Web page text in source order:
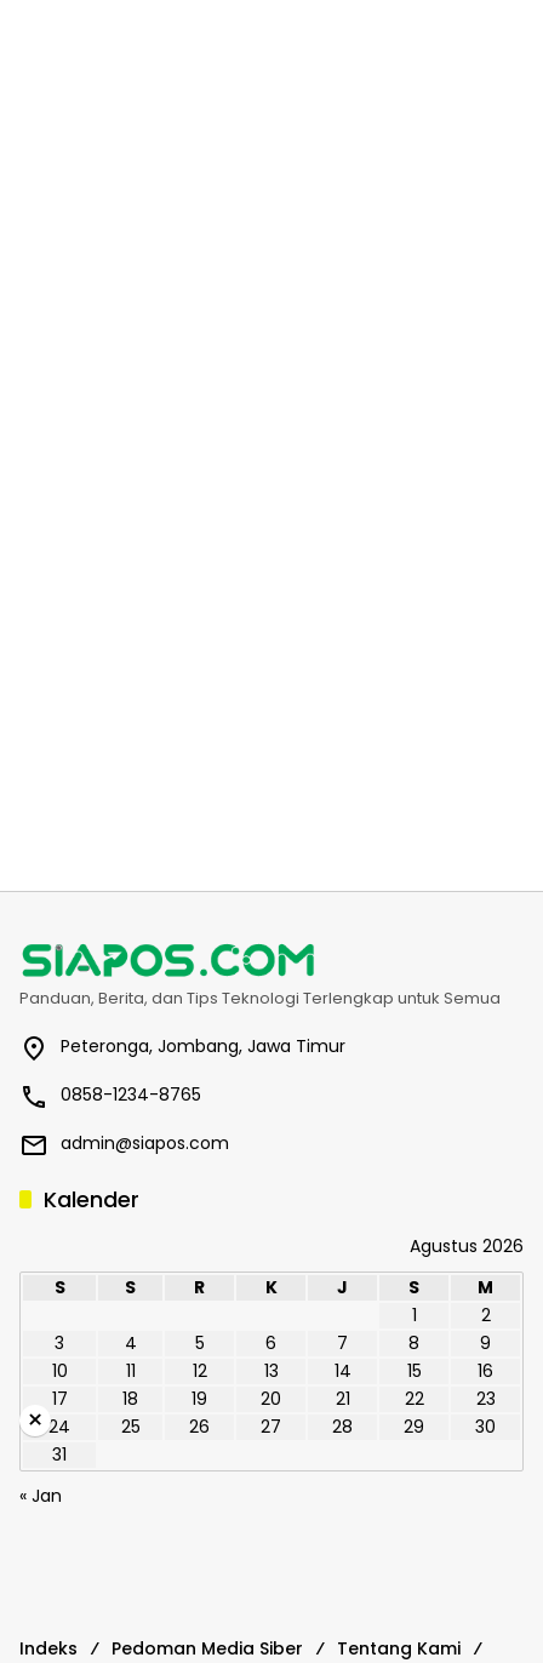
Panduan, Berita, dan Tips Teknologi Terlengkap untuk Semua
Peteronga, Jombang, Jawa Timur
0858-1234-8765
admin@siapos.com
Kalender
Agustus 2026
S
S R K J S
M
1
2
3
4 5 6 7 8
9
10
11 12 13 14 15
16
17
18 19 20 21 22
23
24
25 26 27 28 29
30
31
« Jan
Indeks Pedoman Media Siber Tentang Kami
×